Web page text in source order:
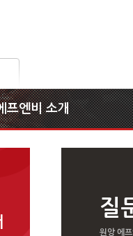
프엔비 소개
질
원앙 에